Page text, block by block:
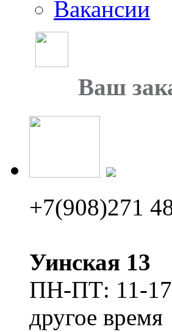
Вакансии
Ваш
+7(908)271
Уинская 13
ПН-ПТ: 11-
другое время